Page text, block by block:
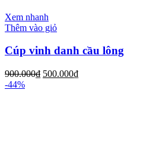
Xem nhanh
Thêm vào giỏ
Cúp vinh danh cầu lông
900.000₫ 500.000₫
-44%